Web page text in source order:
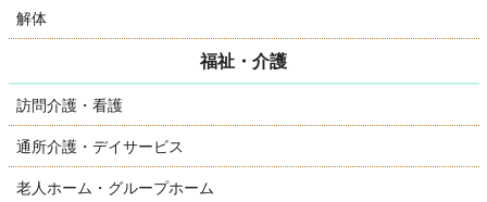
解体
福祉・介護
訪問介護・看護
通所介護・デイサービス
老人ホーム・グループホーム